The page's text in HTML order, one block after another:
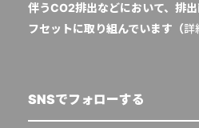
伴うCO2排出などにおいて、排
フセットに取り組んでいます（詳
SNSでフォローする